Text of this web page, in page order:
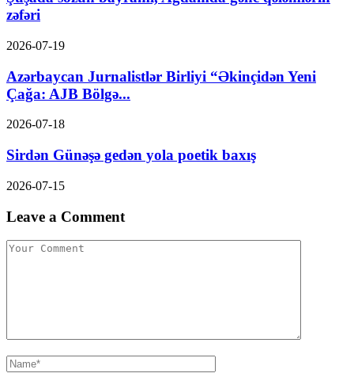
zəfəri
2026-07-19
Azərbaycan Jurnalistlər Birliyi “Əkinçidən Yeni
Çağa: AJB Bölgə...
2026-07-18
Sirdən Günəşə gedən yola poetik baxış
2026-07-15
Leave a Comment